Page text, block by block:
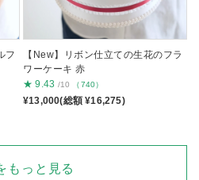
フ
【New】リボン仕立ての生花のフラ
ワーケーキ 赤
★ 9.43 /10 （740）
¥13,000(総額 ¥16,275)
もっと見る